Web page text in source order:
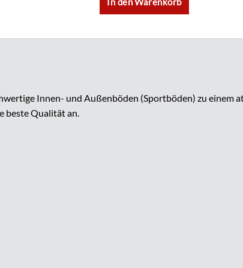
Innen- und Außenböden (Sportböden) zu einem
beste Qualität an.